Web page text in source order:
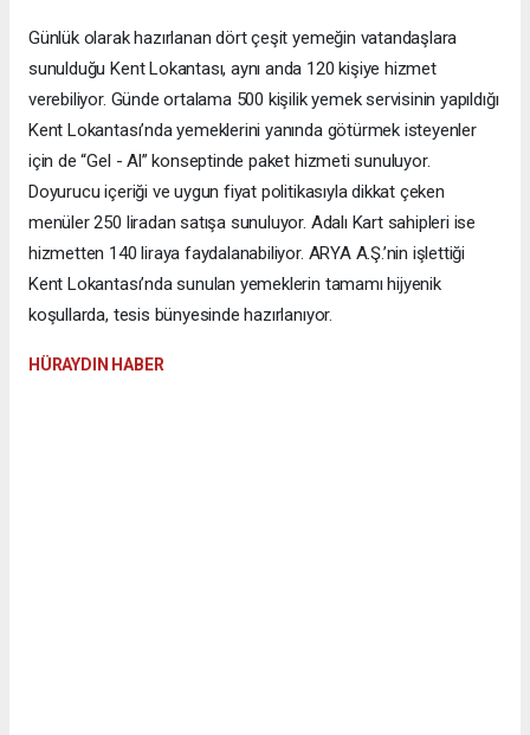
Günlük olarak hazırlanan dört çeşit yemeğin vatandaşlara
sunulduğu Kent Lokantası, aynı anda 120 kişiye hizmet
verebiliyor. Günde ortalama 500 kişilik yemek servisinin yapıldığı
Kent Lokantası’nda yemeklerini yanında götürmek isteyenler
için de “Gel - Al” konseptinde paket hizmeti sunuluyor.
Doyurucu içeriği ve uygun fiyat politikasıyla dikkat çeken
menüler 250 liradan satışa sunuluyor. Adalı Kart sahipleri ise
hizmetten 140 liraya faydalanabiliyor. ARYA A.Ş.’nin işlettiği
Kent Lokantası’nda sunulan yemeklerin tamamı hijyenik
koşullarda, tesis bünyesinde hazırlanıyor.
HÜRAYDIN HABER